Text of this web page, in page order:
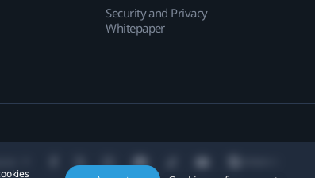
Security and Privacy
Whitepaper